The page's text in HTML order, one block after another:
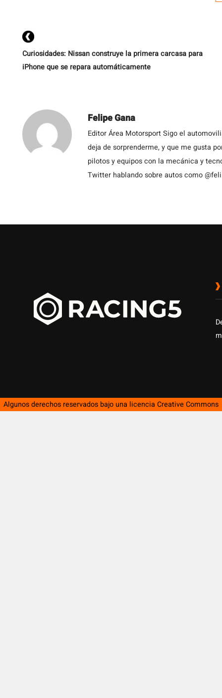
Curiosidades: Nissan construye la primera carcasa para
iPhone que se repara automáticamente
Felipe Gana
Editor Área Motorsport Sigo el
deja de sorprenderme, y que me gusta
pilotos y equipos con la mecánica y
Twitter hablando sobre autos como
Algunos derechos reservados bajo una licencia Creative Commons